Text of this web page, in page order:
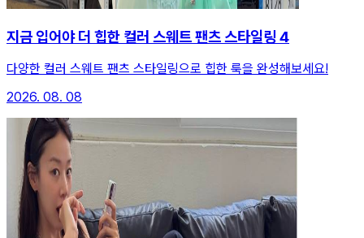
지금 입어야 더 힙한 컬러 스웨트 팬츠 스타일링 4
다양한 컬러 스웨트 팬츠 스타일링으로 힙한 룩을 완성해보세요!
2026. 08. 08